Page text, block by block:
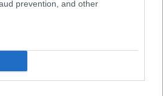
prevention, and other